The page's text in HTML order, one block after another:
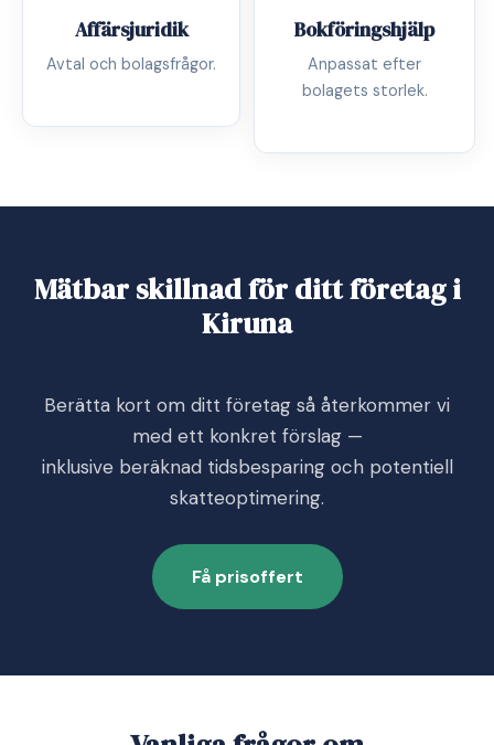
Affärsjuridik
Avtal och bolagsfrågor.
Bokföringshjälp
Anpassat efter
bolagets storlek.
Mätbar skillnad för ditt företag i
Kiruna
Berätta kort om ditt företag så återkommer vi
med ett konkret förslag —
inklusive beräknad tidsbesparing och potentiell
skatteoptimering.
Få prisoffert